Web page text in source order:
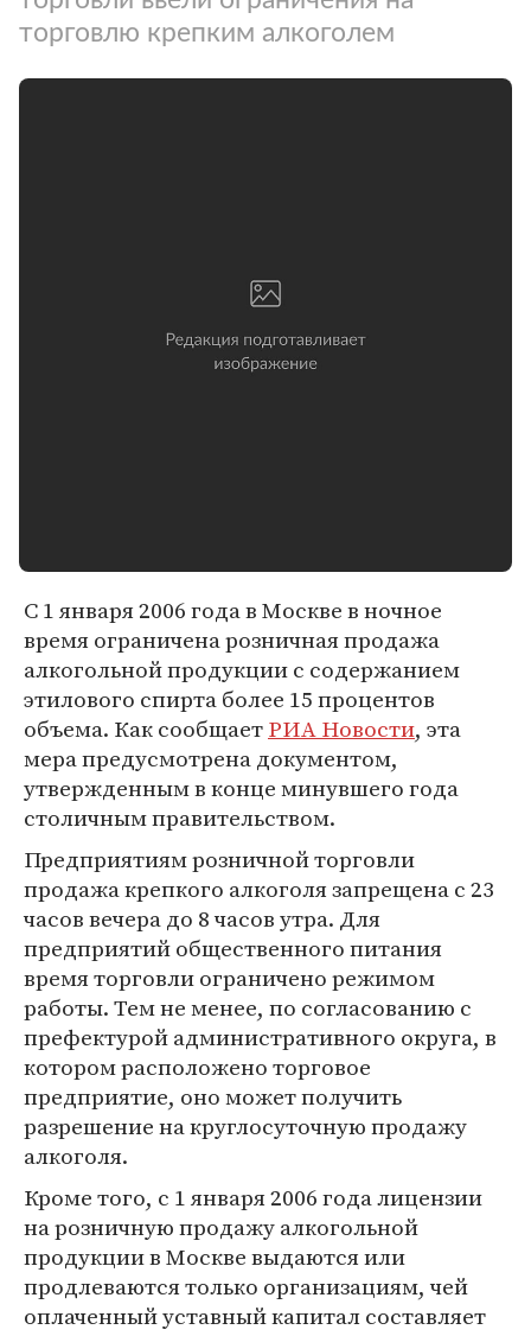
торговлю крепким алкоголем
С 1 января 2006 года в Москве в ночное
время ограничена розничная продажа
алкогольной продукции с содержанием
этилового спирта более 15 процентов
объема. Как сообщаетРИА Новости, эта
мера предусмотрена документом,
утвержденным в конце минувшего года
столичным правительством.
Предприятиям розничной торговли
продажа крепкого алкоголя запрещена с 23
часов вечера до 8 часов утра. Для
предприятий общественного питания
время торговли ограничено режимом
работы. Тем не менее, по согласованию с
префектурой административного округа, в
котором расположено торговое
предприятие, оно может получить
разрешение на круглосуточную продажу
алкоголя.
Кроме того, с 1 января 2006 года лицензии
на розничную продажу алкогольной
продукции в Москве выдаются или
продлеваются только организациям, чей
оплаченный уставный капитал составляет